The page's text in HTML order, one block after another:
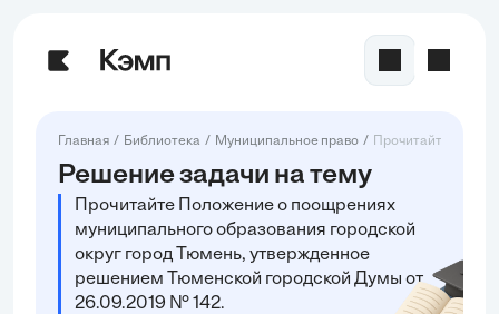
Главная Библиотека Муниципальное право Прочитайте
Решение задачи на тему
Прочитайте Положение о поощрениях
муниципального образования городской
округ город Тюмень, утвержденное
решением Тюменской городской Думы от
26.09.2019 № 142.